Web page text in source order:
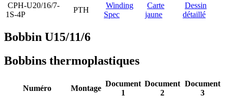
CPH-U20/16/7-
1S-4P
PTH
Winding
Spec
Carte
jaune
Dessin
détaillé
Bobbin U15/11/6
Bobbins thermoplastiques
Numéro Montage
Document
1
Document
2
Document
3